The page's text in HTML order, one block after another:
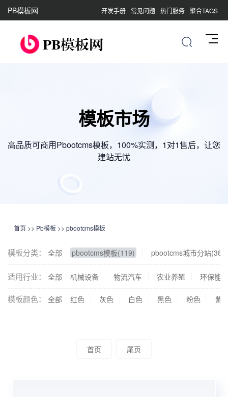
PB模板网 聚合TAGS
热门服务
常见问题
开发手册
模板市场
高品质可商用Pbootcms模板，100%实测，1对1售后，让您
建站无忧
首页 >> Pb模板 >> pbootcms模板
模板分类： 全部 pbootcms模板(119) pbootcms城市分站(38)
适用行业： 全部 机械设备 物流汽车 农业养殖 环保能源
模板颜色： 全部 红色 灰色 白色 黑色 粉色 紫
首页 尾页